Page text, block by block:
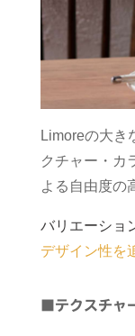
Limoreの大き
クチャー・カ
よる自由度の
バリエーショ
デザイン性を
■テクスチャ